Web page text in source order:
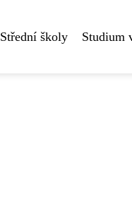
Střední školy Studium